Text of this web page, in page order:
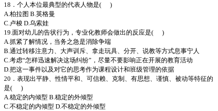
18．个人本位最典型的代表人物是( )
A.柏拉图 B.英格曼
C.卢梭 D.乌索娃
19.面对幼儿的告状行为，专业化教师会做出的反应是( )
A.抓紧了解情况，当务之急是消除争端
B.通过转移注意力、大声训斥、拿走玩具、分开、说教等方式息事宁人
C.考虑“怎样迅速解决这场纠纷”，尽量不要影响正在开展的教育活动
D.把这一事件以及对它的思考作为课程设计和班级管理的依据
20．表现出平静、性情平和、可信赖、克制、有思想、谨慎、被动等特征的
是( )
A.稳定的内倾型 B.稳定的外倾型
C.不稳定的内倾型 D.不稳定的外倾型